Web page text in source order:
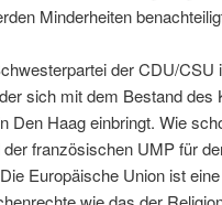
Minderheiten
der CDU/CSU
sich mit dem Bestand
Den Haag einbringt. Wie
französischen UMP für
Europäische Union ist